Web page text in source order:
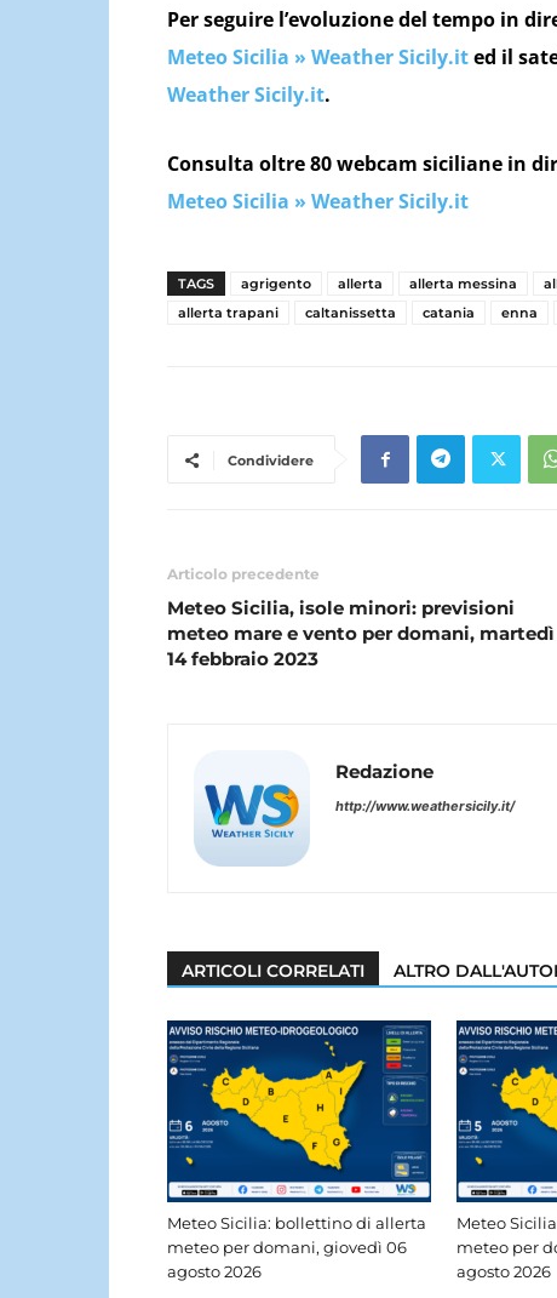
Per seguire l’evoluzione del tempo in
Meteo Sicilia » Weather Sicily.ited il
Weather Sicily.it.
Consulta oltre 80 webcam siciliane in
Meteo Sicilia » Weather Sicily.it
TAGS agrigento allerta allerta messina
allerta trapani
caltanissetta catania enna
Condividere
Articolo precedente
Meteo Sicilia, isole minori: previsioni
meteo mare e vento per domani, martedì
14 febbraio 2023
Redazione
http://www.weathersicily.it/
ARTICOLI CORRELATI ALTRO
Meteo Sicilia: bollettino di allerta
meteo per domani, giovedì 06
agosto 2026
Meteo
meteo per
agosto 2026